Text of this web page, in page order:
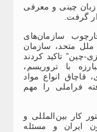
چینی و معرفی
گرفت.
سازمان‌های
ملل متحد، سازمان
چین” تاکید کردند
با تروریسم،
قاچاق انواع مواد
فراملی را مهم
کار بین‌المللی و
ایران و مسئله